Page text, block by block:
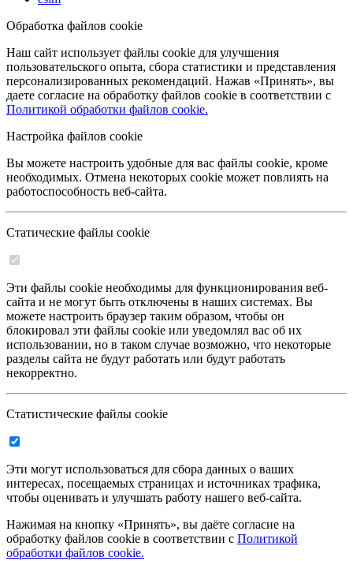
Обработка файлов cookie
Наш сайт использует файлы cookie для улучшения
пользовательского опыта, сбора статистики и представления
персонализированных рекомендаций. Нажав «Принять», вы
даете согласие на обработку файлов cookie в соответствии с
Политикой обработки файлов cookie.
Настройка файлов cookie
Вы можете настроить удобные для вас файлы cookie, кроме
необходимых. Отмена некоторых cookie может повлиять на
работоспособность веб-сайта.
Статические файлы cookie
Эти файлы cookie необходимы для функционирования веб-
сайта и не могут быть отключены в наших системах. Вы
можете настроить браузер таким образом, чтобы он
блокировал эти файлы cookie или уведомлял вас об их
использовании, но в таком случае возможно, что некоторые
разделы сайта не будут работать или будут работать
некорректно.
Статистические файлы cookie
Эти могут использоваться для сбора данных о ваших
интересах, посещаемых страницах и источниках трафика,
чтобы оценивать и улучшать работу нашего веб-сайта.
Нажимая на кнопку «Принять», вы даёте согласие на
обработку файлов cookie в соответствии с Политикой
обработки файлов cookie.